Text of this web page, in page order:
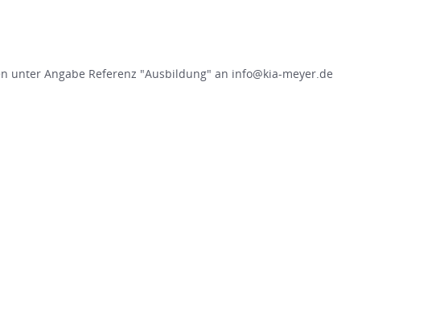
unter Angabe Referenz "Ausbildung" an info@kia-meyer.de